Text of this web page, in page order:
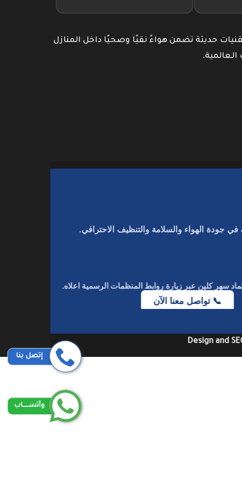
حديثة تضمن هواءً نقيًا وصحيًا داخل المنازل
في جودة الهواء والسلامة والتنظيف الاحترافي.
سهر كلينعبر زيارة روابط المنظمات الرسمية اعلاه.
📞 تواصل معنا الآن
Design and
إتصل بنا
وآتســــاب